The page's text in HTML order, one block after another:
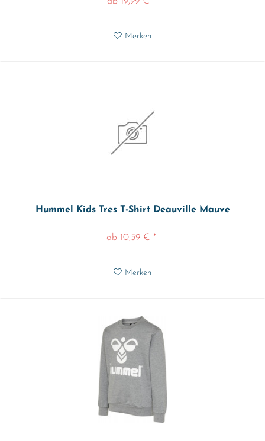
Merken
Hummel Kids Tres T-Shirt Deauville Mauve
ab 10,59 € *
Merken